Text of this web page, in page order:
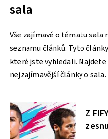
sala
Vše zajímavé o tématu sala
seznamu článků. Tyto
které jste vyhledali. Najdete
nejzajímavější články o sala.
Z